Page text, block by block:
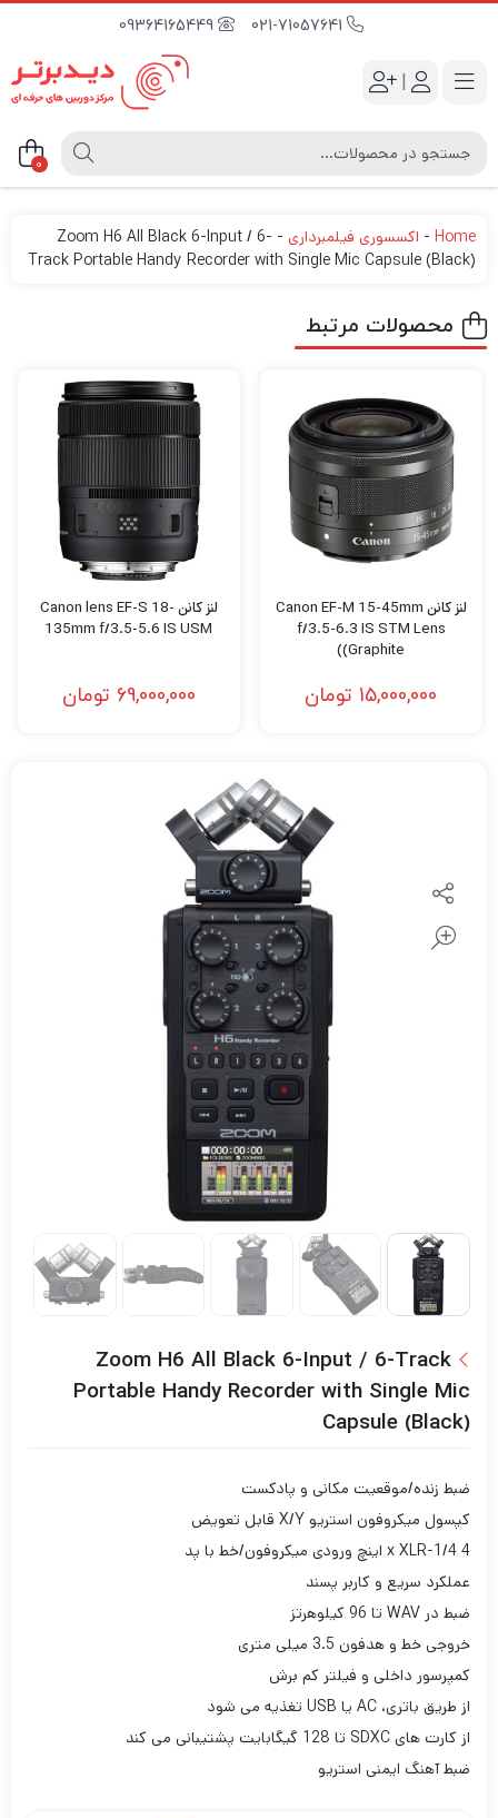
09364165449
|
0
Home
- اکسسوری فیلمبرداری -
Zoom H6 All Black 6-Input / 6-
Track Portable Handy Recorder with Single Mic Capsule (Black)
محصولات مرتبط
لنز کانن Canon EF-M 15-45mm
f/3.5-6.3 IS STM Lens
(Graphite)
15,000,000 تومان
لنز کانن Canon lens EF-S 18-
135mm f/3.5-5.6 IS USM
69,000,000 تومان
Zoom H6 All Black 6-Input / 6-Track
Portable Handy Recorder with Single Mic
Capsule (Black)
ضبط زنده/موقعیت مکانی و پادکست
کپسول میکروفون استریو X/Y قابل تعویض
4 x XLR-1/4 اینچ ورودی میکروفون/خط با پد
عملکرد سریع و کاربر پسند
ضبط در WAV تا 96 کیلوهرتز
خروجی خط و هدفون 3.5 میلی متری
کمپرسور داخلی و فیلتر کم برش
از طریق باتری، AC یا USB تغذیه می شود
از کارت های SDXC تا 128 گیگابایت پشتیبانی می کند
ضبط آهنگ ایمنی استریو